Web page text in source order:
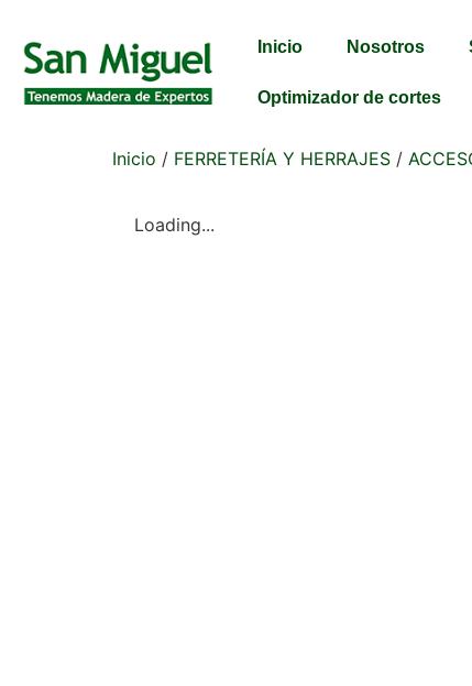
Inicio Nosotros
Optimizador de cortes
Inicio / FERRETERÍA Y HERRAJES /
Loading...